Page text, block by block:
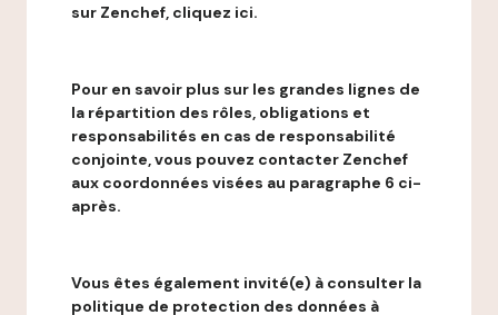
sur Zenchef, cliquez ici.
Pour en savoir plus sur les grandes lignes de
la répartition des rôles, obligations et
responsabilités en cas de responsabilité
conjointe, vous pouvez contacter Zenchef
aux coordonnées visées au paragraphe 6 ci-
après.
Vous êtes également invité(e) à consulter la
politique de protection des données à